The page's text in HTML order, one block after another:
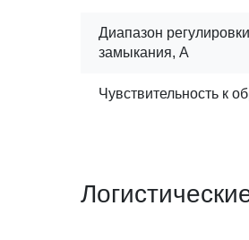
Диапазон
замыкания, А
Чувствительность к